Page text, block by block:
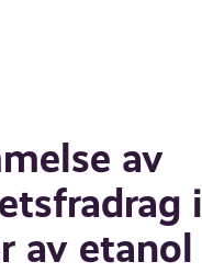
av
i
av etanol